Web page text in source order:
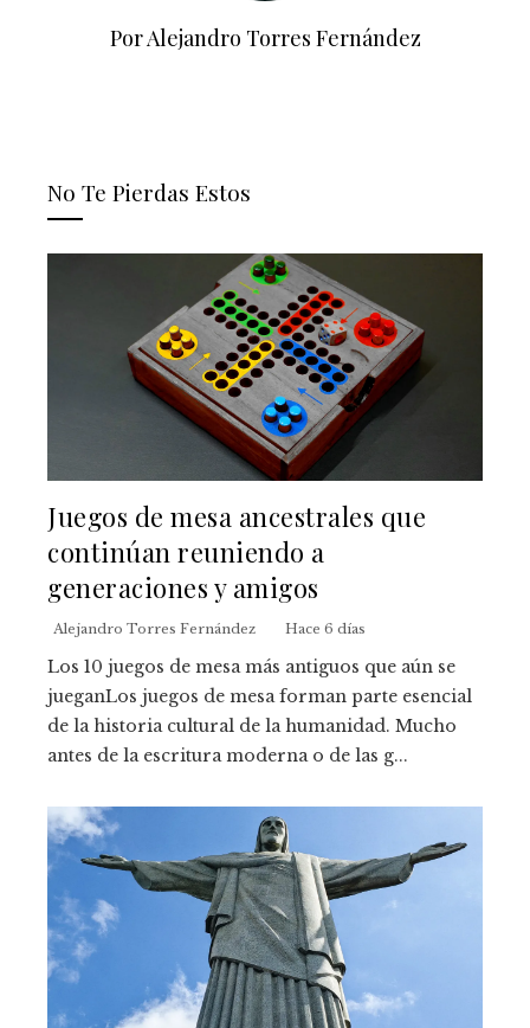
Por Alejandro Torres Fernández
No Te Pierdas Estos
Juegos de mesa ancestrales que
continúan reuniendo a
generaciones y amigos
Alejandro Torres Fernández Hace 6 días
Los 10 juegos de mesa más antiguos que aún se
jueganLos juegos de mesa forman parte esencial
de la historia cultural de la humanidad. Mucho
antes de la escritura moderna o de las g...